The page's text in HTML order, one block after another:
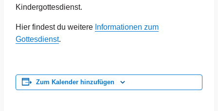
Kindergottesdienst.
Hier findest du weitere Informationen zum
Gottesdienst.
Zum Kalender hinzufügen